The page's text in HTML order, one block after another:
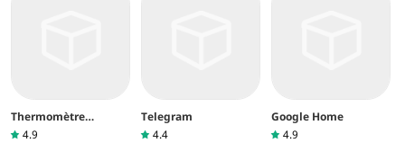
Thermomètre
intérieur
4.9
Telegram
4.4
Google Home
4.9